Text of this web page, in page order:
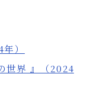
）
世界 』（2024